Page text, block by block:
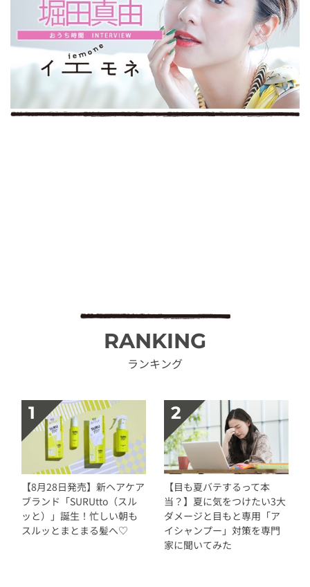
RANKING
ランキング
【8月28日発売】新ヘアケア
ブランド「SURUtto（スル
ッと）」誕生！忙しい朝も
スルッとまとまる髪へ♡
【目も夏バテするって本
当？】夏に気をつけたい3大
ダメージと目もと専用「ア
イシャンプー」対策を専門
家に聞いてみた